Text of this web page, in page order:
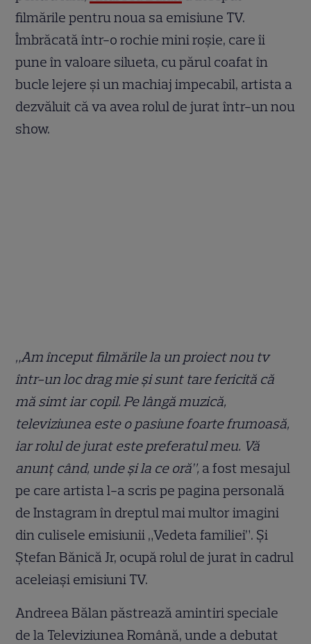
filmările pentru noua sa emisiune TV.
Îmbrăcată într-o rochie mini roșie, care îi
pune în valoare silueta, cu părul coafat în
bucle lejere și un machiaj impecabil, artista a
dezvăluit că va avea rolul de jurat într-un nou
show.
„Am început filmările la un proiect nou tv
într-un loc drag mie și sunt tare fericită că
mă simt iar copil. Pe lângă muzică,
televiziunea este o pasiune foarte frumoasă,
iar rolul de jurat este preferatul meu. Vă
anunț când, unde și la ce oră”, a fost mesajul
pe care artista l-a scris pe pagina personală
de Instagram în dreptul mai multor imagini
din culisele emisiunii „Vedeta familiei”. Și
Ștefan Bănică Jr, ocupă rolul de jurat în cadrul
aceleiași emisiuni TV.
Andreea Bălan păstrează amintiri speciale
de la Televiziunea Română, unde a debutat